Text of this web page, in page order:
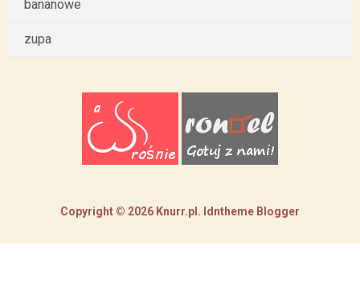
bananowe
zupa
Copyright © 2026 Knurr.pl . Idntheme Blogger